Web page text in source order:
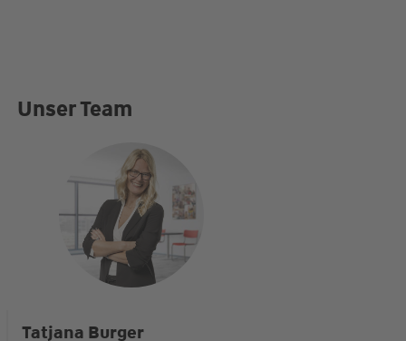
Unser Team
Tatjana Burger